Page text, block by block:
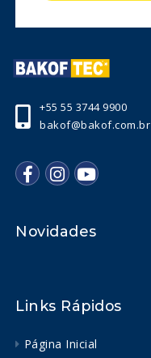
+55 55 3744 9900
bakof@bakof.com.br
Novidades
Links Rápidos
Página Inicial